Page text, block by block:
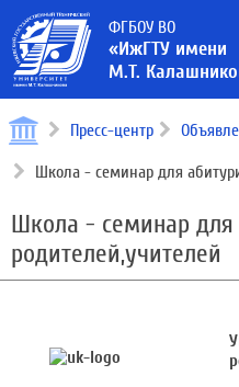
ФГБОУ ВО
«ИжГТУ имени
М.Т.
Пресс-центр
Школа - семинар для
Школа - семинар для
родителей,учителей